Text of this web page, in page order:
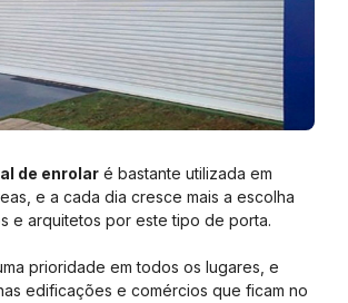
de enrolar é bastante utilizada em
e a cada dia cresce mais a escolha
e arquitetos por este tipo de porta.
prioridade em todos os lugares, e
edificações e comércios que ficam no